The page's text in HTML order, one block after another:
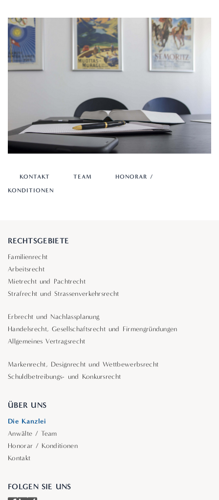
KONTAKT TEAM
HONORAR /
KONDITIONEN
RECHTSGEBIETE
Familienrecht
Arbeitsrecht
Mietrecht und Pachtrecht
Strafrecht und Strassenverkehrsrecht
Erbrecht und Nachlassplanung
Handelsrecht, Gesellschaftsrecht und Firmengründungen
Allgemeines Vertragsrecht
Markenrecht, Designrecht und Wettbewerbsrecht
Schuldbetreibungs- und Konkursrecht
ÜBER UNS
Die Kanzlei
Anwälte / Team
Honorar / Konditionen
Kontakt
FOLGEN SIE UNS